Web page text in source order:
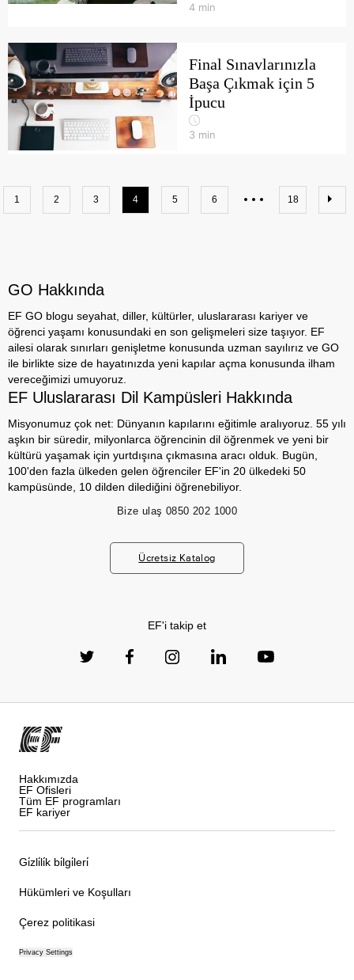
4 min
Final Sınavlarınızla
Başa Çıkmak için 5
İpucu
3 min
1 2 3 4 5 6 18
GO Hakkında
EF GO blogu seyahat, diller, kültürler, uluslararası kariyer ve
öğrenci yaşamı konusundaki en son gelişmeleri size taşıyor. EF
ailesi olarak sınırları genişletme konusunda uzman sayılırız ve GO
ile birlikte size de hayatınızda yeni kapılar açma konusunda ilham
vereceğimizi umuyoruz.
EF Uluslararası Dil Kampüsleri Hakkında
Misyonumuz çok net: Dünyanın kapılarını eğitimle aralıyoruz. 55 yılı
aşkın bir süredir, milyonlarca öğrencinin dil öğrenmek ve yeni bir
kültürü yaşamak için yurtdışına çıkmasına aracı olduk. Bugün,
100'den fazla ülkeden gelen öğrenciler EF'in 20 ülkedeki 50
kampüsünde, 10 dilden dilediğini öğrenebiliyor.
Bize ulaş 0850 202 1000
Ücretsiz Katalog
EF'i takip et
Hakkımızda
EF Ofisleri
Tüm EF programları
EF kariyer
Gi̇zli̇li̇k bi̇lgi̇leri̇
Hükümleri ve Koşulları
Çerez politikasi
Privacy Settings